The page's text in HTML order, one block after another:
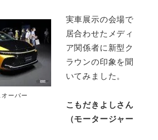
ーバー
実車展示の会場で
居合わせたメディ
ア関係者に新型ク
ラウンの印象を聞
いてみました。
こもだきよしさん
（モータージャー